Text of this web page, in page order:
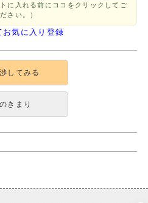
に入れる前にココをクリックしてご
さい。）
お気に入り登録
してみる
きまり